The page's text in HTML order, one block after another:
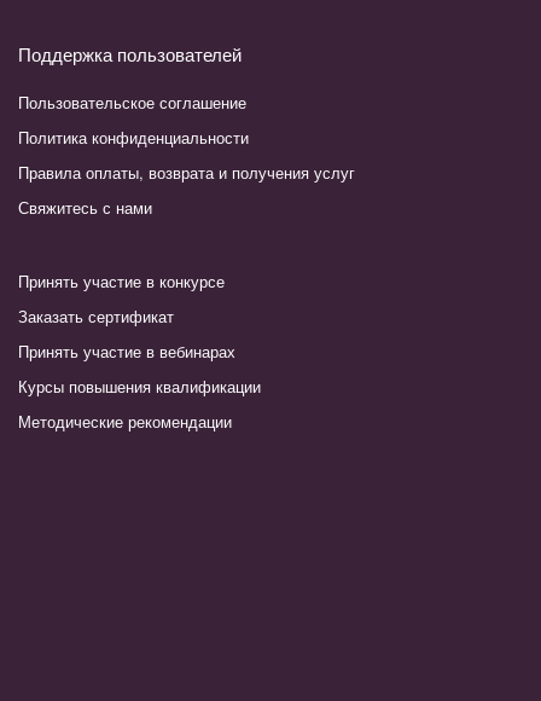
Поддержка пользователей
Пользовательское соглашение
Политика конфиденциальности
Правила оплаты, возврата и получения услуг
Свяжитесь с нами
Принять участие в конкурсе
Заказать сертификат
Принять участие в вебинарах
Курсы повышения квалификации
Методические рекомендации